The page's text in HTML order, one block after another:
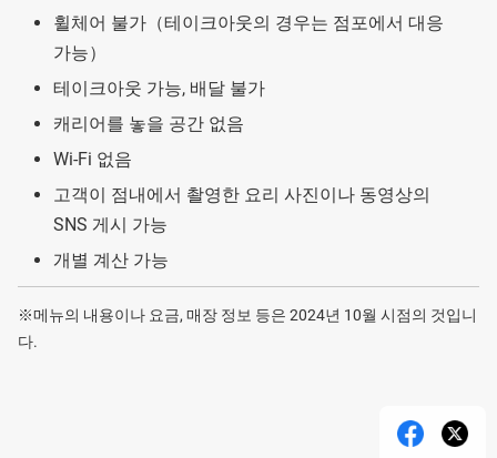
휠체어 불가（테이크아웃의 경우는 점포에서 대응
가능）
테이크아웃 가능, 배달 불가
캐리어를 놓을 공간 없음
Wi-Fi 없음
고객이 점내에서 촬영한 요리 사진이나 동영상의
SNS 게시 가능
개별 계산 가능
※메뉴의 내용이나 요금, 매장 정보 등은 2024년 10월 시점의 것입니
다.